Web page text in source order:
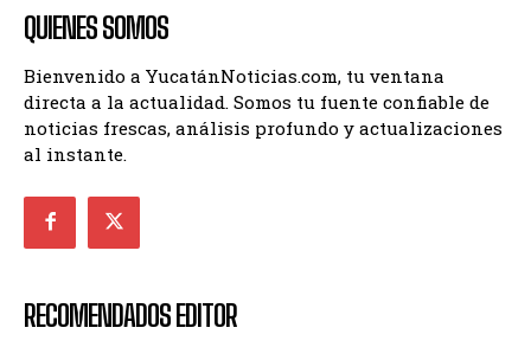
QUIENES SOMOS
Bienvenido a YucatánNoticias.com, tu ventana
directa a la actualidad. Somos tu fuente confiable de
noticias frescas, análisis profundo y actualizaciones
al instante.
RECOMENDADOS EDITOR